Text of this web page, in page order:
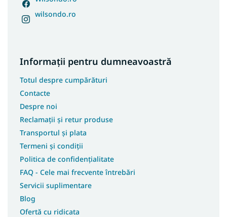
wilsondo.ro
Informații pentru dumneavoastră
Totul despre cumpărături
Contacte
Despre noi
Reclamații și retur produse
Transportul și plata
Termeni și condiții
Politica de confidențialitate
FAQ - Cele mai frecvente întrebări
Servicii suplimentare
Blog
Ofertă cu ridicata